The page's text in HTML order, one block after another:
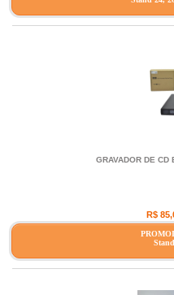
GRAVADOR DE CD
R$